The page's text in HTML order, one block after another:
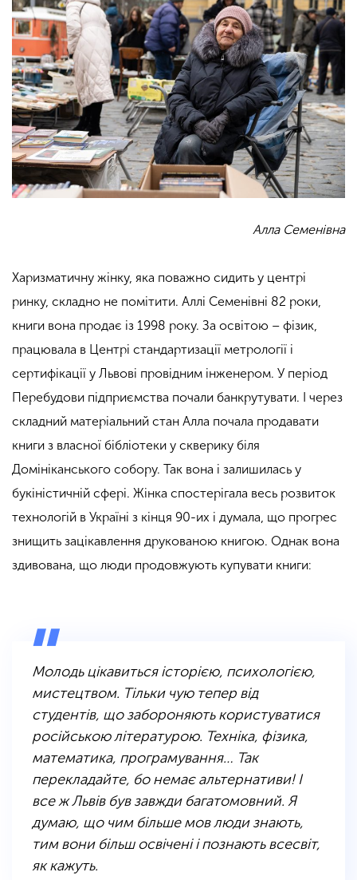
Алла Семенівна
Харизматичну жінку, яка поважно сидить у центрі
ринку, складно не помітити. Аллі Семенівні 82 роки,
книги вона продає із 1998 року. За освітою – фізик,
працювала в Центрі стандартизації метрології і
сертифікації у Львові провідним інженером. У період
Перебудови підприємства почали банкрутувати. І через
складний матеріальний стан Алла почала продавати
книги з власної бібліотеки у скверику біля
Домініканського собору. Так вона і залишилась у
букіністичній сфері. Жінка спостерігала весь розвиток
технологій в Україні з кінця 90-их і думала, що прогрес
знищить зацікавлення друкованою книгою. Однак вона
здивована, що люди продовжують купувати книги:
Молодь цікавиться історією, психологією,
мистецтвом. Тільки чую тепер від
студентів, що забороняють користуватися
російською літературою. Техніка, фізика,
математика, програмування… Так
перекладайте, бо немає альтернативи! І
все ж Львів був завжди багатомовний. Я
думаю, що чим більше мов люди знають,
тим вони більш освічені і познають всесвіт,
як кажуть.